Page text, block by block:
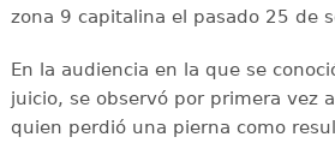
zona 9 capitalina el pasado 25 de
En la audiencia en la que se
juicio, se observó por primera vez
quien perdió una pierna como